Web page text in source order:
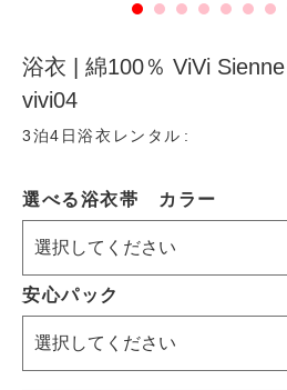
浴衣 | 綿100％ ViVi
vivi04
3泊4日浴衣レンタル
選べる浴衣帯 カラー
安心パック